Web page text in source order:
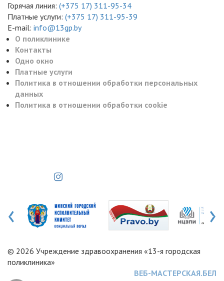
Горячая линия: (+375 17) 311-95-34
Платные услуги: (+375 17) 311-95-39
E-mail: info@13gp.by
О поликлинике
Контакты
Одно окно
Платные услуги
Политика в отношении обработки персональных
данных
Политика в отношении обработки cookie
‹ ›
© 2026 Учреждение здравоохранения «13-я городская
поликлиника»
ВЕБ-МАСТЕРСКАЯ.БЕЛ